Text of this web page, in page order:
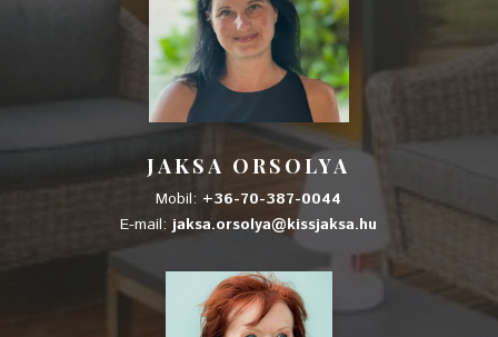
JAKSA ORSOLYA
Mobil: +36-70-387-0044
E-mail:jaksa.orsolya@kissjaksa.hu